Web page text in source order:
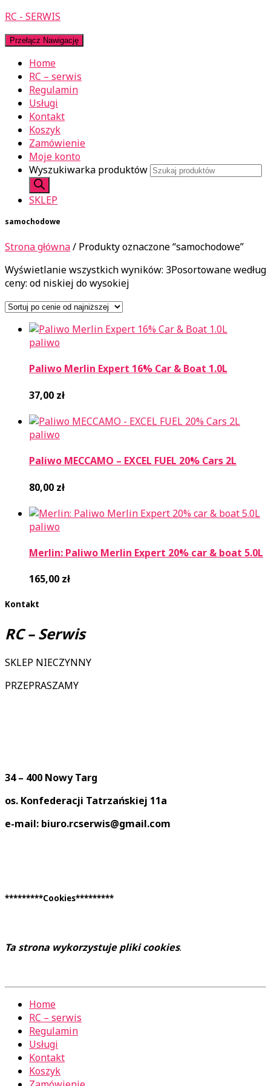
RC - SERWIS
Przełącz Nawigację
Home
RC – serwis
Regulamin
Usługi
Kontakt
Koszyk
Zamówienie
Moje konto
Wyszukiwarka produktów
SKLEP
samochodowe
Strona główna/ Produkty oznaczone “samochodowe”
Wyświetlanie wszystkich wyników: 3Posortowane według
ceny: od niskiej do wysokiej
paliwo
Paliwo Merlin Expert 16% Car & Boat 1.0L
37,00 zł
paliwo
Paliwo MECCAMO – EXCEL FUEL 20% Cars 2L
80,00 zł
paliwo
Merlin: Paliwo Merlin Expert 20% car & boat 5.0L
165,00 zł
Kontakt
RC – Serwis
SKLEP NIECZYNNY
PRZEPRASZAMY
34 – 400 Nowy Targ
os. Konfederacji Tatrzańskiej 11a
e-mail: biuro.rcserwis@gmail.com
*********Cookies*********
Ta strona wykorzystuje pliki cookies.
Home
RC – serwis
Regulamin
Usługi
Kontakt
Koszyk